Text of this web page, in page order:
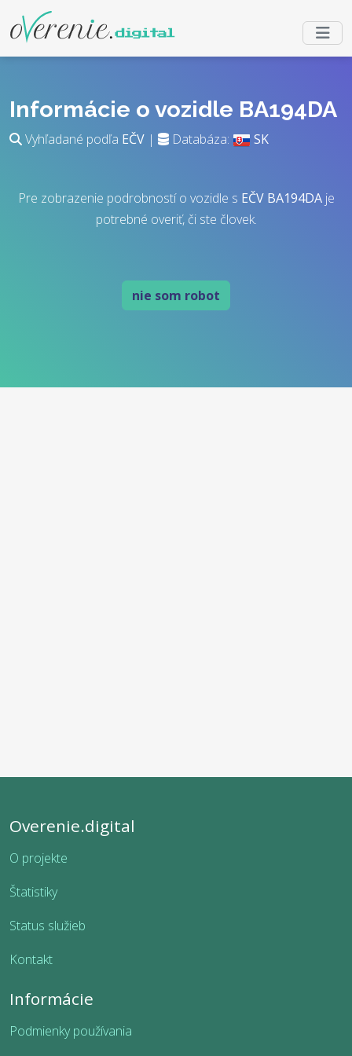
Informácie o vozidle BA194DA
Vyhľadané podľa EČV | Databáza: SK
Pre zobrazenie podrobností o vozidle s EČV BA194DAje
potrebné overiť, či ste človek.
nie som robot
Overenie.digital
O projekte
Štatistiky
Status služieb
Kontakt
Informácie
Podmienky používania